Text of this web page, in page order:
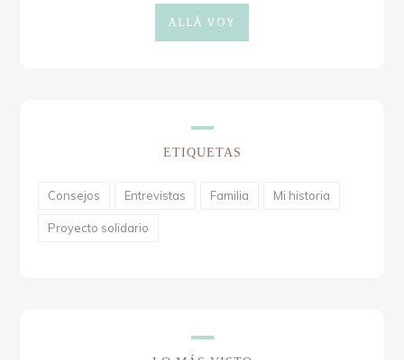
ALLÁ VOY
ETIQUETAS
Consejos Entrevistas Familia Mi historia
Proyecto solidario